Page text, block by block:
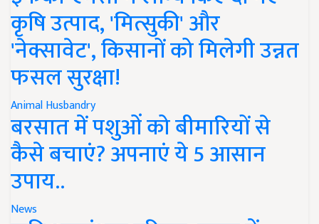
कृषि उत्पाद, 'मित्सुकी' और
'नेक्सावेट', किसानों को मिलेगी उन्नत
फसल सुरक्षा!
Animal Husbandry
बरसात में पशुओं को बीमारियों से
कैसे बचाएं? अपनाएं ये 5 आसान
उपाय..
News